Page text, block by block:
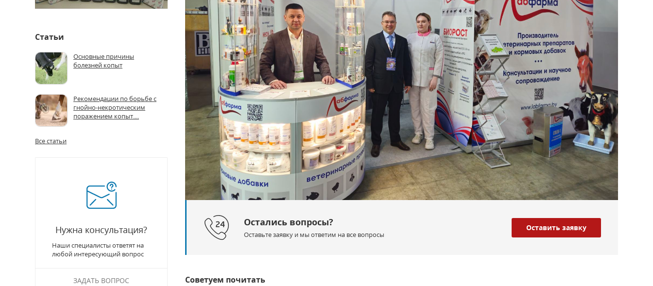
Статьи
Основные причины
болезней копыт
Рекомендации по борьбе с
гнойно-некротическим
поражением копыт....
Все статьи
Нужна консультация?
Наши специалисты ответят на
любой интересующий вопрос
ЗАДАТЬ ВОПРОС
Остались вопросы?
Оставьте заявку и мы ответим на все вопросы
Оставить заявку
Советуем почитать